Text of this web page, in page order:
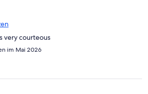
very courteous
im Mai 2026